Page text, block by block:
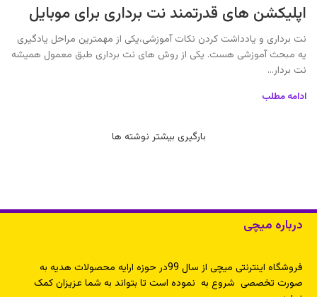
اپلیکشن های قدرتمند نت برداری برای موبایل
نت برداری و یادداشت کردن نکات آموزشی،یکی از مهمترین مراحل یادگیری
یه مبحث آموزشی هست. یکی از روش های نت برداری طبق معمول همیشه
نت بردار...
ادامه مطلب
بارگیری بیشتر نوشته ها
درباره میچی
فروشگاه اینترنتی میچی از سال 99در حوزه ارایه محصولات هدیه به
صورت تخصصی شروع به نموده است تا بتواند به شما عزیزان کمک